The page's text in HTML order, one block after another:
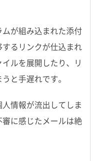
が組み込まれた添付
るリンクが仕込まれ
ルを展開したり、リ
と手遅れです。
情報が流出してしま
に感じたメールは絶